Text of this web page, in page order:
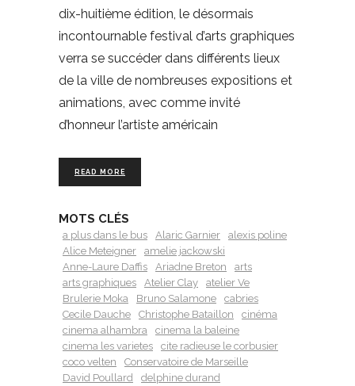
dix-huitième édition, le désormais
incontournable festival d’arts graphiques
verra se succéder dans différents lieux
de la ville de nombreuses expositions et
animations, avec comme invité
d’honneur l’artiste américain
READ MORE
MOTS CLÉS
a plus dans le bus Alaric Garnier
alexis poline
Alice Meteigner
amelie jackowski
Anne-Laure Daffis
Ariadne Breton
arts
arts graphiques
Atelier Clay
atelier Ve
Brulerie Moka
Bruno Salamone
cabries
Cecile Dauche
Christophe Bataillon
cinéma
cinema alhambra
cinema la baleine
cinema les varietes
cite radieuse le corbusier
coco velten
Conservatoire de Marseille
David Poullard
delphine durand